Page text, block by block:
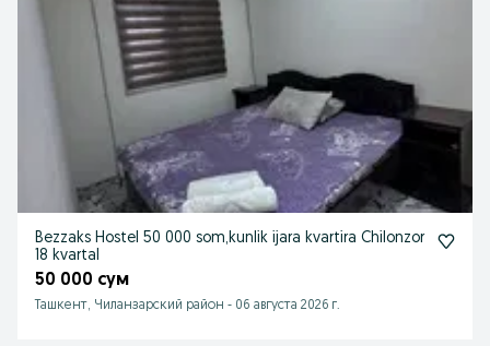
Bezzaks Hostel 50 000 som,kunlik ijara kvartira Chilonzor
18 kvartal
50 000 сум
Ташкент, Чиланзарский район - 06 августа 2026 г.